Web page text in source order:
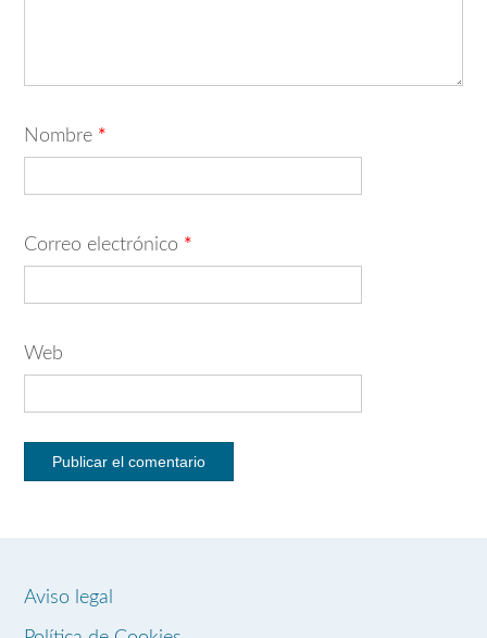
Nombre *
Correo electrónico *
Web
Aviso legal